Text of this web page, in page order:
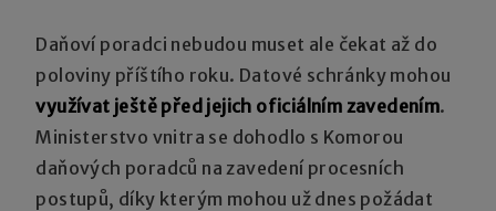
Daňoví poradci nebudou muset ale čekat až do
poloviny příštího roku. Datové schránky mohou
využívat ještě před jejich oficiálním zavedením.
Ministerstvo vnitra se dohodlo s Komorou
daňových poradců na zavedení procesních
postupů, díky kterým mohou už dnes požádat